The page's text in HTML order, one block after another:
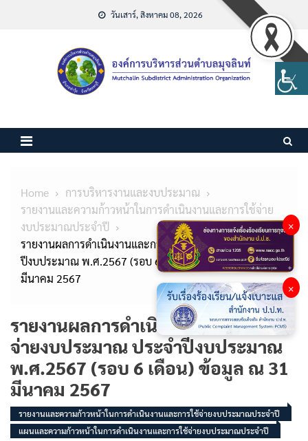
วันเสาร์, สิงหาคม 08, 2026
Home
การบริหารงานและงบประมาณ
รายงานและความก้าวหน้าในการดำเนินงานและการใช้จ่าย
งบประมาณประจำปี
รายงานผลการดำเนินงานและการใช้จ่ายงบประมาณ ประจำ
ปีงบประมาณ พ.ศ.2567 (รอบ 6 เดือน) ข้อมูล ณ 31
มีนาคม 2567
รายงานผลการดำเนินงานและการใช้
จ่ายงบประมาณ ประจำปีงบประมาณ
พ.ศ.2567 (รอบ 6 เดือน) ข้อมูล ณ 31
มีนาคม 2567
รายงานและความก้าวหน้าในการดำเนินงานและการใช้จ่ายงบประมาณประจำปี
แผนและความก้าวหน้าในการดำเนินงานและการใช้จ่ายงบประมาณประจำปี
×
×